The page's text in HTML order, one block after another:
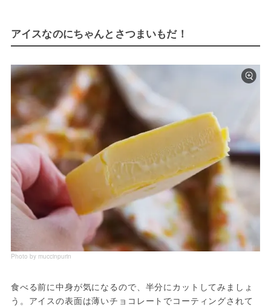
アイスなのにちゃんとさつまいもだ！
Photo by muccinpurin
食べる前に中身が気になるので、半分にカットしてみましょ
う。アイスの表面は薄いチョコレートでコーティングされて